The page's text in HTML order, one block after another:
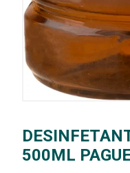
500ML